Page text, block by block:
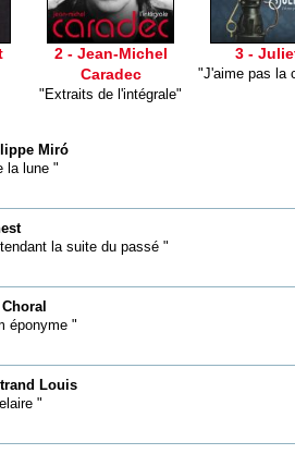
2 - Jean-Michel
Caradec
"Extraits de l'intégrale"
3 -
"J'aime pas la
Miró
la lune "
la suite du passé "
éponyme "
Louis
"